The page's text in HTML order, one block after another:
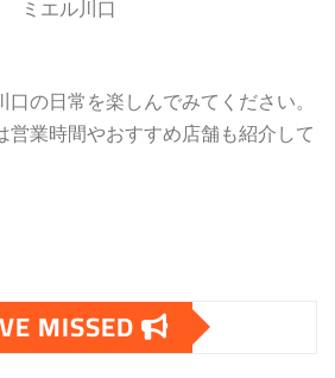
ミエル川口
の日常を楽しんでみてください。
営業時間やおすすめ店舗も紹介して
MISSED